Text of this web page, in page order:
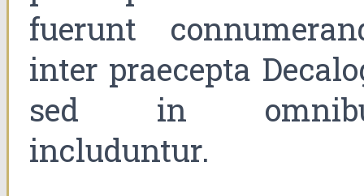
fuerunt
inter praecepta
sed in
includuntur.